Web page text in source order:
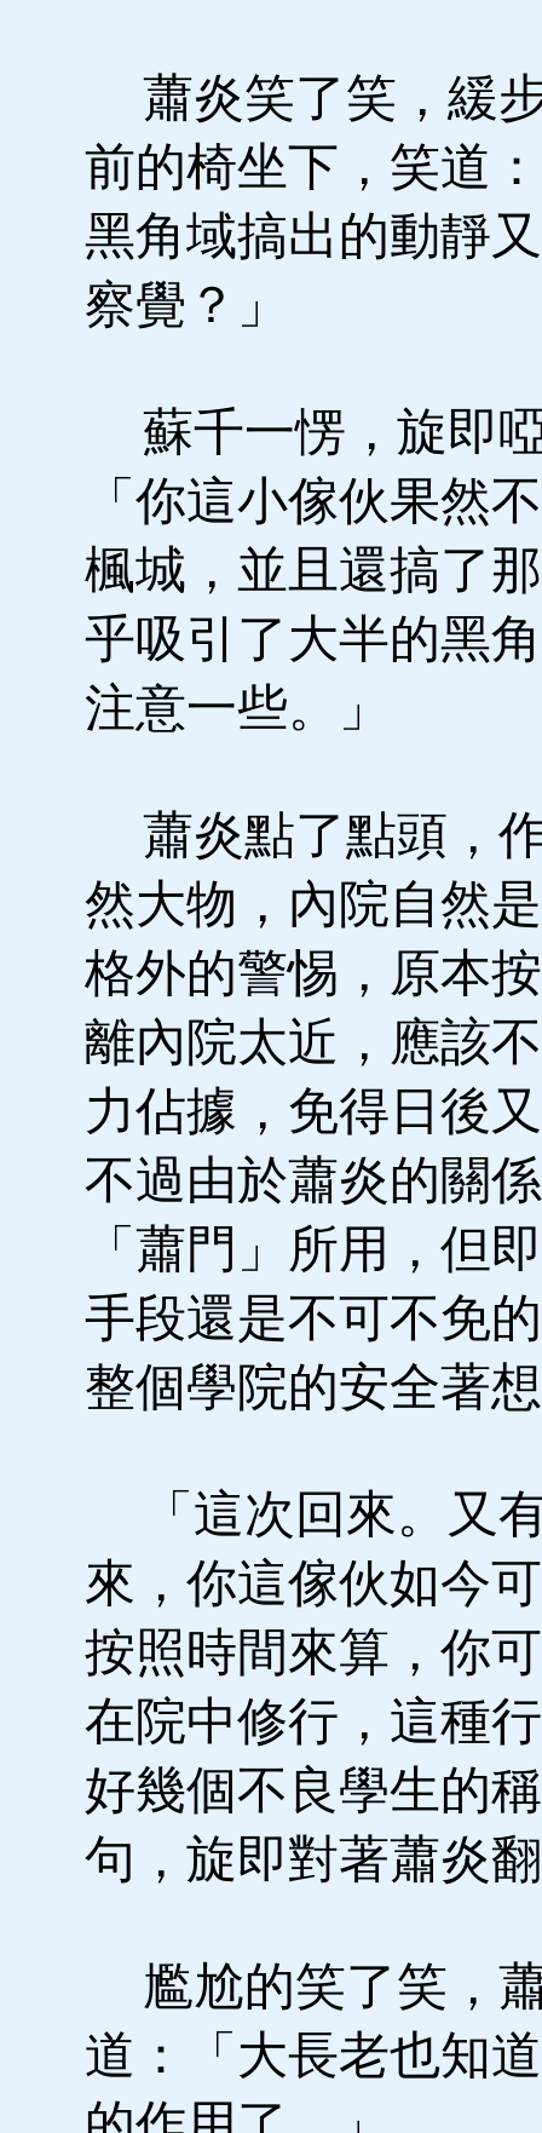
蕭炎笑了笑，緩
前的椅坐下，笑道
黑角域搞出的動靜
察覺？」
蘇千一愣，旋即
「你這小傢伙果然
楓城，並且還搞了
乎吸引了大半的黑
注意一些。」
蕭炎點了點頭，
然大物，內院自然
格外的警惕，原本
離內院太近，應該
力佔據，免得日後
不過由於蕭炎的關
「蕭門」所用，但
手段還是不可不免
整個學院的安全著
「這次回來。又
來，你這傢伙如今
按照時間來算，你
在院中修行，這種
好幾個不良學生的
句，旋即對著蕭炎
尷尬的笑了笑，
道：「大長老也知